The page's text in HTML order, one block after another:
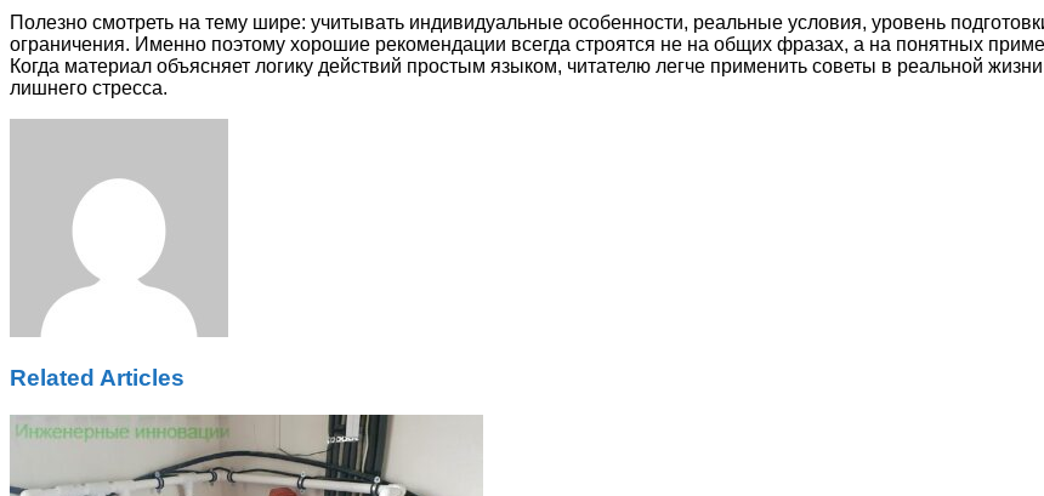
Полезно смотреть на тему шире: учитывать индивидуальные особенности, реальные условия, уровень
ограничения. Именно поэтому хорошие рекомендации всегда строятся не на общих фразах, а на понятных
Когда материал объясняет логику действий простым языком, читателю легче применить советы в реальной
лишнего стресса.
Related Articles